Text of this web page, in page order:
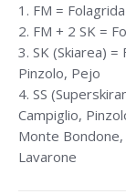
1. FM =
2. FM + 2 SK =
3. SK (Skiarea)
Pinzolo, Pejo
4. SS
Campiglio,
Monte Bondone,
Lavarone